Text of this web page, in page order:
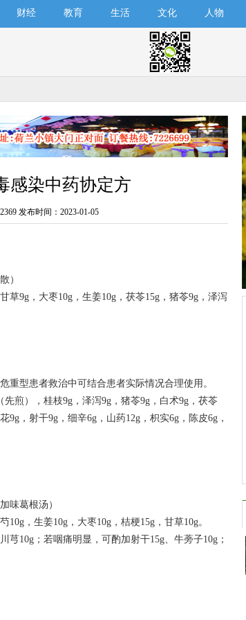
财经 教育 生活 文化 人物
感染中药协定方
2369 发布时间：2023-01-05
）
9g，大枣10g，生姜10g，茯苓15g，猪苓9g，泽泻
型患者救治中可结合患者实际情况合理使用。
），桂枝9g，泽泻9g，猪苓9g，白术9g，茯苓
9g，射干9g，细辛6g，山药12g，枳实6g，陈皮6g，
味葛根汤）
，生姜10g，大枣10g，桔梗15g，甘草10g。
10g；若咽痛明显，可酌加射干15g、牛蒡子10g；